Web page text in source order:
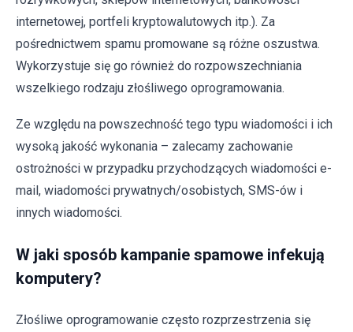
internetowej, portfeli kryptowalutowych itp.). Za
pośrednictwem spamu promowane są różne oszustwa.
Wykorzystuje się go również do rozpowszechniania
wszelkiego rodzaju złośliwego oprogramowania.
Ze względu na powszechność tego typu wiadomości i ich
wysoką jakość wykonania – zalecamy zachowanie
ostrożności w przypadku przychodzących wiadomości e-
mail, wiadomości prywatnych/osobistych, SMS-ów i
innych wiadomości.
W jaki sposób kampanie spamowe infekują
komputery?
Złośliwe oprogramowanie często rozprzestrzenia się